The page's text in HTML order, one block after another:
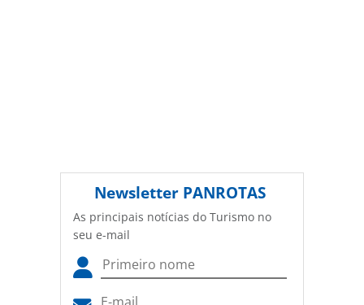
Newsletter PANROTAS
As principais notícias do Turismo no
seu e-mail